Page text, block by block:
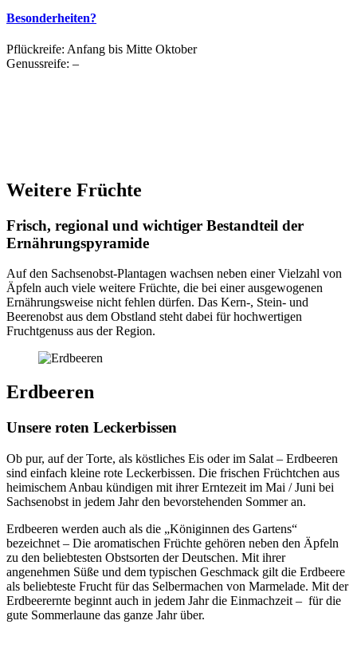
Besonderheiten?
Pflückreife: Anfang bis Mitte Oktober
Genussreife: –
Weitere Früchte
Frisch, regional und wichtiger Bestandteil der
Ernährungspyramide
Auf den Sachsenobst-Plantagen wachsen neben einer Vielzahl von
Äpfeln auch viele weitere Früchte, die bei einer ausgewogenen
Ernährungsweise nicht fehlen dürfen. Das Kern-, Stein- und
Beerenobst aus dem Obstland steht dabei für hochwertigen
Fruchtgenuss aus der Region.
Erdbeeren
Unsere roten Leckerbissen
Ob pur, auf der Torte, als köstliches Eis oder im Salat – Erdbeeren
sind einfach kleine rote Leckerbissen. Die frischen Früchtchen aus
heimischem Anbau kündigen mit ihrer Erntezeit im Mai / Juni bei
Sachsenobst in jedem Jahr den bevorstehenden Sommer an.
Erdbeeren werden auch als die „Königinnen des Gartens“
bezeichnet – Die aromatischen Früchte gehören neben den Äpfeln
zu den beliebtesten Obstsorten der Deutschen. Mit ihrer
angenehmen Süße und dem typischen Geschmack gilt die Erdbeere
als beliebteste Frucht für das Selbermachen von Marmelade. Mit der
Erdbeerernte beginnt auch in jedem Jahr die Einmachzeit – für die
gute Sommerlaune das ganze Jahr über.